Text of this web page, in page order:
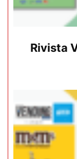
Rivista